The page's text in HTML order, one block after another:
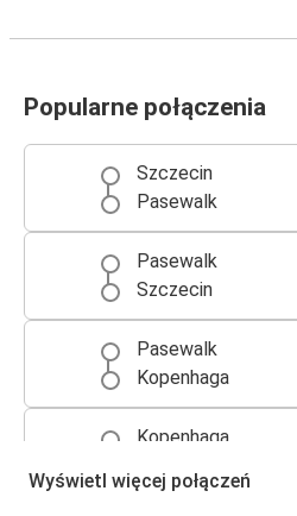
Popularne połączenia
Szczecin
Pasewalk
Pasewalk
Szczecin
Pasewalk
Kopenhaga
Kopenhaga
Wyświetl więcej połączeń